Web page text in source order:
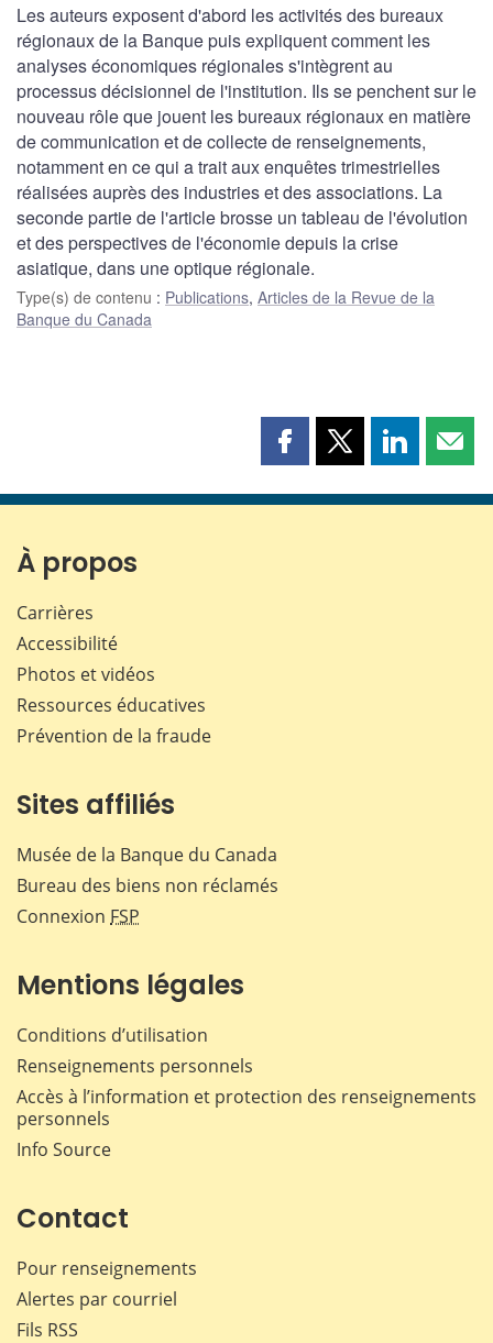
Les auteurs exposent d'abord les activités des bureaux
régionaux de la Banque puis expliquent comment les
analyses économiques régionales s'intègrent au
processus décisionnel de l'institution. Ils se penchent sur le
nouveau rôle que jouent les bureaux régionaux en matière
de communication et de collecte de renseignements,
notamment en ce qui a trait aux enquêtes trimestrielles
réalisées auprès des industries et des associations. La
seconde partie de l'article brosse un tableau de l'évolution
et des perspectives de l'économie depuis la crise
asiatique, dans une optique régionale.
Type(s) de contenu : Publications, Articles de la Revue de la
Banque du Canada
Partager
page
Partager
page
Partager
page page
À propos
Carrières
Accessibilité
Photos et vidéos
Ressources éducatives
Prévention de la fraude
Sites affiliés
Musée de la Banque du Canada
Bureau des biens non réclamés
Connexion FSP
Mentions légales
Conditions d’utilisation
Renseignements personnels
Accès à l’information et protection des renseignements
personnels
Info Source
Contact
Pour renseignements
Alertes par courriel
Fils RSS